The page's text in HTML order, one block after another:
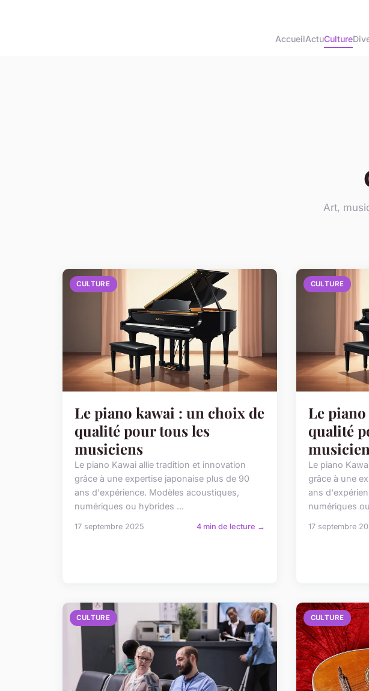
AccueilActuCulture
Art,
CULTURE
Le piano kawai : un choix de
qualité pour tous les
musiciens
Le piano Kawai allie tradition et innovation
grâce à une expertise japonaise plus de 90
ans d'expérience. Modèles acoustiques,
numériques ou hybrides ...
17 septembre 2025 4 min de lecture →
CULTURE
Le
qualité
Le piano
grâce à une
ans
numériques
17 septembre
CULTURE CULTURE